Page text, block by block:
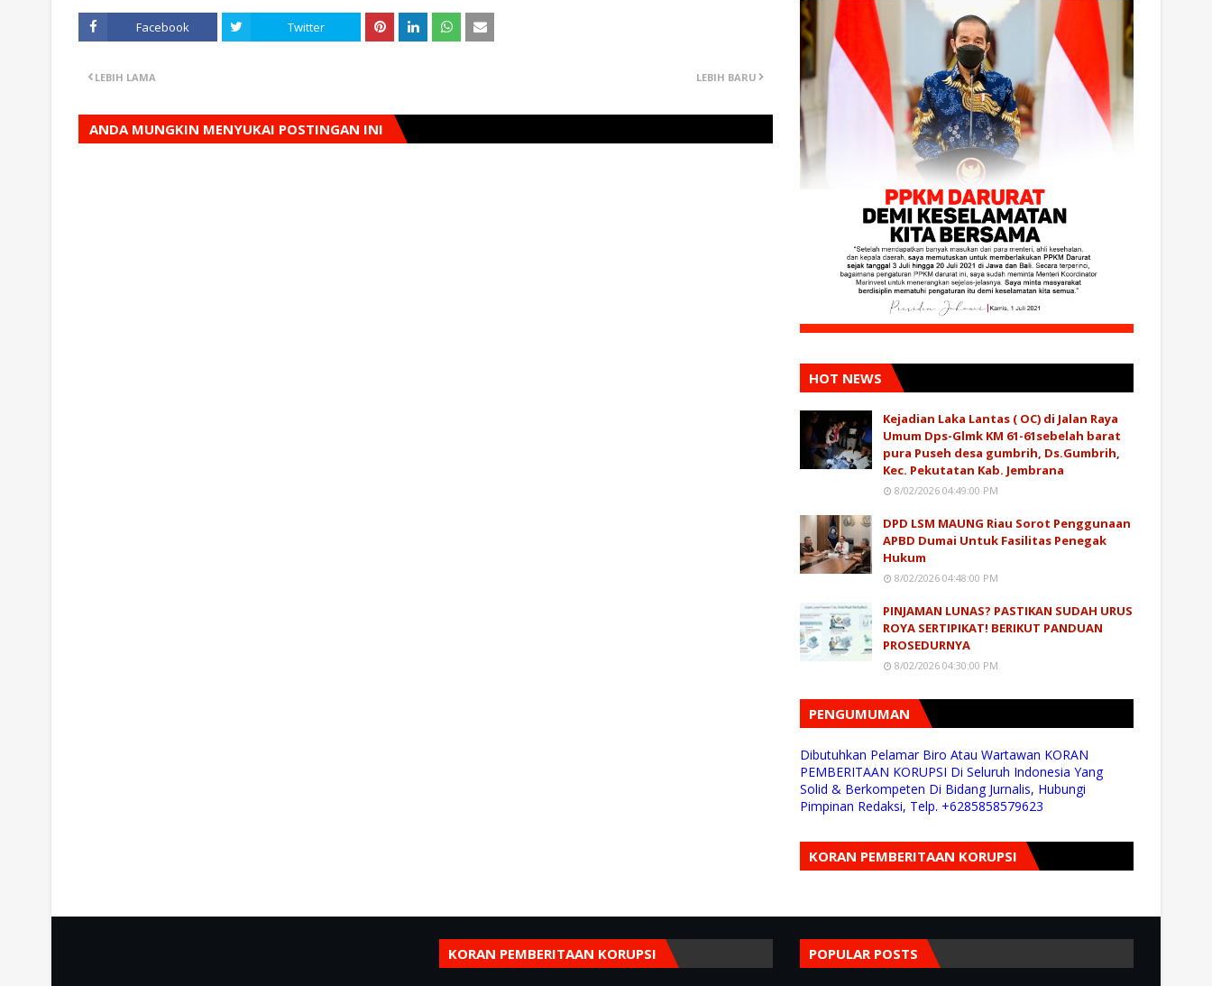
Facebook Twitter
LEBIH BARU
LEBIH LAMA
ANDA MUNGKIN MENYUKAI POSTINGAN INI
HOT NEWS
Kejadian Laka Lantas ( OC) di Jalan Raya
Umum Dps-Glmk KM 61-61sebelah barat
pura Puseh desa gumbrih, Ds.Gumbrih,
Kec. Pekutatan Kab. Jembrana
8/02/2026 04:49:00 PM
DPD LSM MAUNG Riau Sorot Penggunaan
APBD Dumai Untuk Fasilitas Penegak
Hukum
8/02/2026 04:48:00 PM
PINJAMAN LUNAS? PASTIKAN SUDAH URUS
ROYA SERTIPIKAT! BERIKUT PANDUAN
PROSEDURNYA
8/02/2026 04:30:00 PM
PENGUMUMAN
Dibutuhkan Pelamar Biro Atau Wartawan KORAN
PEMBERITAAN KORUPSI Di Seluruh Indonesia Yang
Solid & Berkompeten Di Bidang Jurnalis, Hubungi
Pimpinan Redaksi, Telp. +6285858579623
KORAN PEMBERITAAN KORUPSI
KORAN PEMBERITAAN KORUPSI POPULAR POSTS